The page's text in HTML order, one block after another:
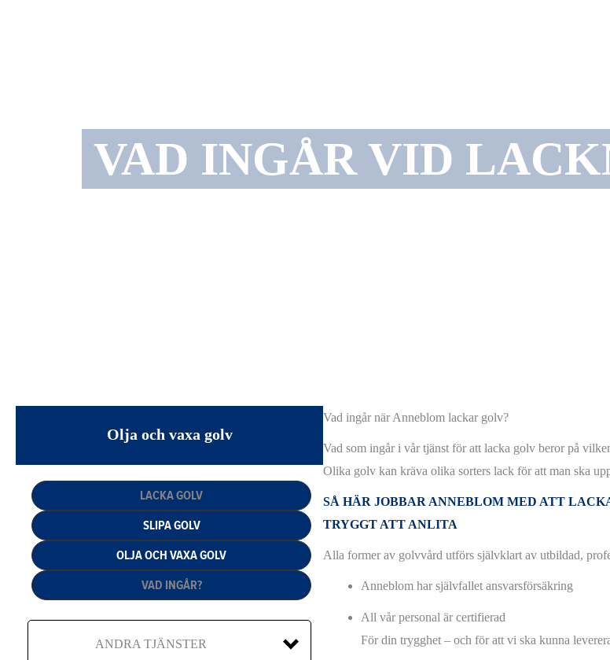
VAD INGÅR VID
Olja och vaxa golv
LACKA GOLV
SLIPA GOLV
OLJA OCH VAXA GOLV
VAD INGÅR?
ANDRA TJÄNSTER
Vad ingår när Anneblom lackar golv?
Vad som ingår i vår tjänst för att lacka golv beror på
Olika golv kan kräva olika sorters lack för att man ska
SÅ HÄR JOBBAR ANNEBLOM MED ATT
TRYGGT ATT ANLITA
Alla former av golvvård utförs självklart av utbildad,
Anneblom har självfallet ansvarsförsäkring
All vår personal är certifierad
För din trygghet – och för att vi ska kunna